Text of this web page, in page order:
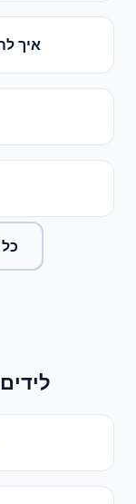
איך
לידים